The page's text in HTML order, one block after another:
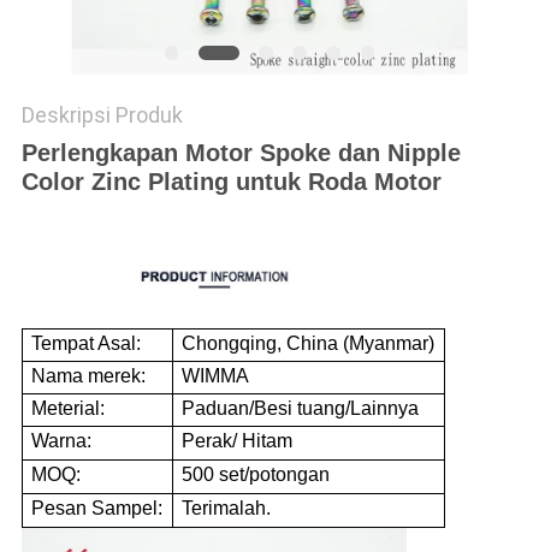
Deskripsi Produk
Perlengkapan Motor Spoke dan Nipple
Color Zinc Plating untuk Roda Motor
Tempat Asal:
Chongqing, China (Myanmar)
Nama merek:
WIMMA
Meterial:
Paduan/Besi tuang/Lainnya
Warna:
Perak/ Hitam
MOQ:
500 set/potongan
Pesan Sampel:
Terimalah.